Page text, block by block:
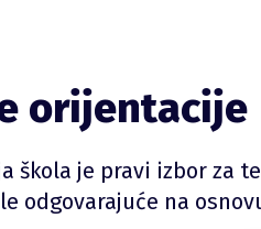
orijentacije
škola je pravi izbor
odgovarajuće na